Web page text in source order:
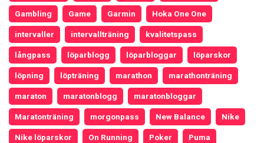
Gambling Game Garmin Hoka One One
intervaller intervallträning kvalitetspass
långpass löparblogg löparbloggar löparskor
löpning löpträning marathon marathonträning
maraton maratonblogg maratonbloggar
Maratonträning morgonpass New Balance Nike
Nike löparskor On Running Poker Puma